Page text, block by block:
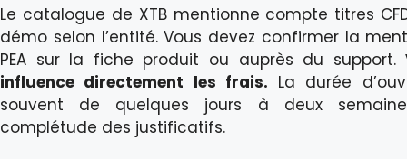
Le catalogue de XTB mentionne compte titres
démo selon l’entité. Vous devez confirmer la
PEA sur la fiche produit ou auprès du support.
influence directement les frais. La durée
souvent de quelques jours à deux
complétude des justificatifs.